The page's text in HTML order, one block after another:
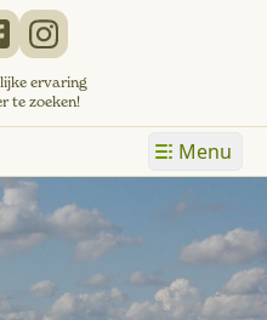
ervaring
te zoeken!
Menu